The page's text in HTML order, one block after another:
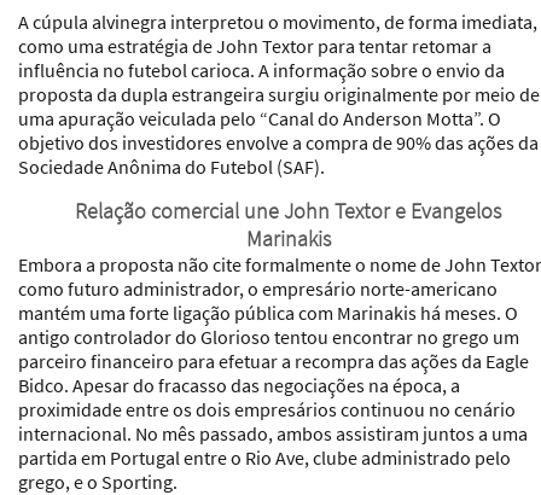
A cúpula alvinegra interpretou o movimento, de forma imediata,
como uma estratégia de John Textor para tentar retomar a
influência no futebol carioca. A informação sobre o envio da
proposta da dupla estrangeira surgiu originalmente por meio de
uma apuração veiculada pelo “Canal do Anderson Motta”. O
objetivo dos investidores envolve a compra de 90% das ações da
Sociedade Anônima do Futebol (SAF).
Relação comercial une John Textor e Evangelos
Marinakis
Embora a proposta não cite formalmente o nome de John Textor
como futuro administrador, o empresário norte-americano
mantém uma forte ligação pública com Marinakis há meses. O
antigo controlador do Glorioso tentou encontrar no grego um
parceiro financeiro para efetuar a recompra das ações da Eagle
Bidco. Apesar do fracasso das negociações na época, a
proximidade entre os dois empresários continuou no cenário
internacional. No mês passado, ambos assistiram juntos a uma
partida em Portugal entre o Rio Ave, clube administrado pelo
grego, e o Sporting.